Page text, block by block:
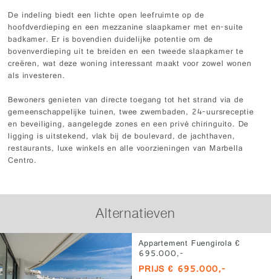
De indeling biedt een lichte open leefruimte op de
hoofdverdieping en een mezzanine slaapkamer met en-suite
badkamer. Er is bovendien duidelijke potentie om de
bovenverdieping uit te breiden en een tweede slaapkamer te
creëren, wat deze woning interessant maakt voor zowel wonen
als investeren.
Bewoners genieten van directe toegang tot het strand via de
gemeenschappelijke tuinen, twee zwembaden, 24-uursreceptie
en beveiliging, aangelegde zones en een privé chiringuito. De
ligging is uitstekend, vlak bij de boulevard, de jachthaven,
restaurants, luxe winkels en alle voorzieningen van Marbella
Centro.
Alternatieven
Appartement Fuengirola €
695.000,-
PRIJS € 695.000,-